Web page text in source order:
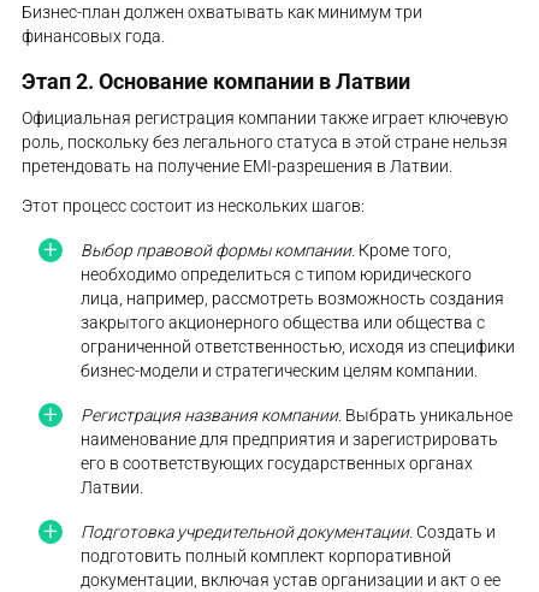
Бизнес-план должен охватывать как минимум три
финансовых года.
Этап 2. Основание компании в Латвии
Официальная регистрация компании также играет ключевую
роль, поскольку без легального статуса в этой стране нельзя
претендовать на получение EMI-разрешения в Латвии.
Этот процесс состоит из нескольких шагов:
Выбор правовой формы компании. Кроме того,
необходимо определиться с типом юридического
лица, например, рассмотреть возможность создания
закрытого акционерного общества или общества с
ограниченной ответственностью, исходя из специфики
бизнес-модели и стратегическим целям компании.
Регистрация названия компании. Выбрать уникальное
наименование для предприятия и зарегистрировать
его в соответствующих государственных органах
Латвии.
Подготовка учредительной документации. Создать и
подготовить полный комплект корпоративной
документации, включая устав организации и акт о ее